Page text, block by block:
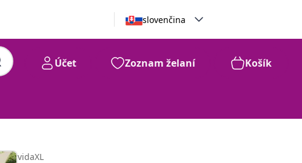
slovenčina
Účet Zoznam želaní Košík
vidaXL